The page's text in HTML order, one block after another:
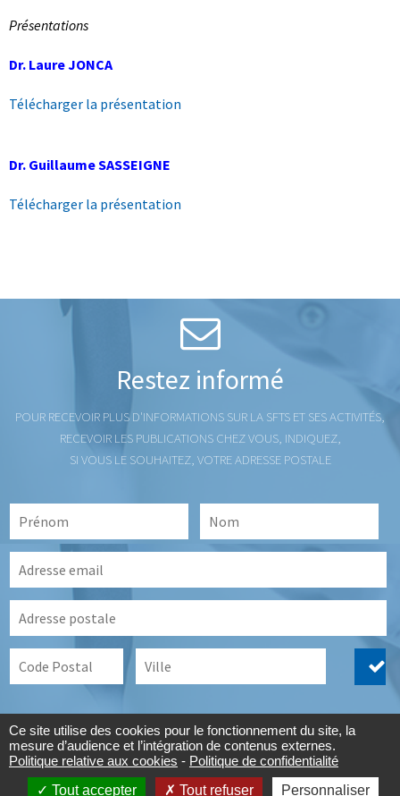
Présentations
Dr. Laure JONCA
Télécharger la présentation
Dr. Guillaume SASSEIGNE
Télécharger la présentation
Restez informé
POUR RECEVOIR PLUS D'INFORMATIONS SUR LA SFTS ET SES ACTIVITÉS,
RECEVOIR LES PUBLICATIONS CHEZ VOUS, INDIQUEZ,
SI VOUS LE SOUHAITEZ, VOTRE ADRESSE POSTALE
Prénom
*
Nom
*
Adresse
email
*Adresse
Code
Postal
Ville
2026 © Europa Group -Contact- Mentions légales-Cookies-Protection des
- Manage my cookies
Ce site utilise des cookies pour le fonctionnement du site, la
mesure d’audience et l’intégration de contenus externes.
Politique relative aux cookies - Politique de confidentialité
Tout accepter
Tout refuser Personnaliser